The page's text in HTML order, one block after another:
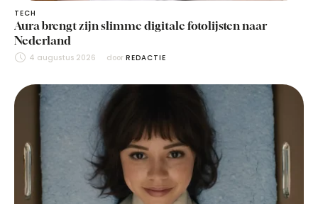
TECH
Aura brengt zijn slimme digitale fotolijsten naar
Nederland
4 augustus 2026 door REDACTIE